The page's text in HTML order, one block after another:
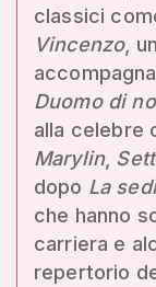
classici
Vincenzo,
Duomo di
alla celebre
Marylin,
dopo La
che hanno
carriera e
repertorio